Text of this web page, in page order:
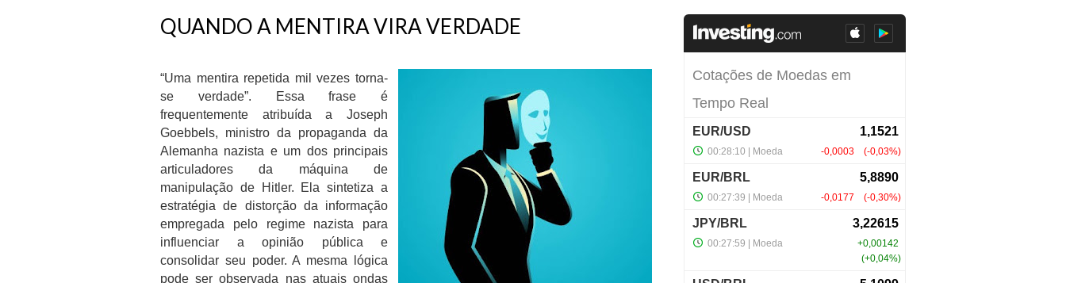
QUANDO A MENTIRA VIRA VERDADE
“Uma mentira repetida mil vezes torna-
se verdade”. Essa frase é
frequentemente atribuída a Joseph
Goebbels, ministro da propaganda da
Alemanha nazista e um dos principais
articuladores da máquina de
manipulação de Hitler. Ela sintetiza a
estratégia de distorção da informação
empregada pelo regime nazista para
influenciar a opinião pública e
consolidar seu poder. A mesma lógica
pode ser observada nas atuais ondas